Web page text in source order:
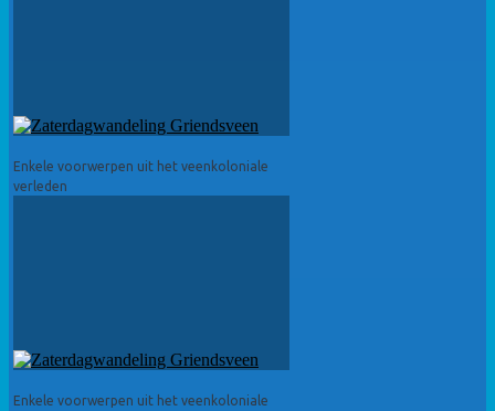
Enkele voorwerpen uit het veenkoloniale
verleden
Enkele voorwerpen uit het veenkoloniale